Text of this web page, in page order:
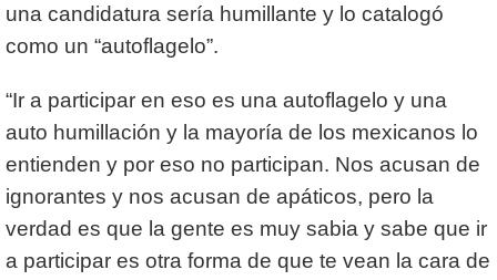
una candidatura sería humillante y lo catalogó
como un “autoflagelo”.
“Ir a participar en eso es una autoflagelo y una
auto humillación y la mayoría de los mexicanos lo
entienden y por eso no participan. Nos acusan de
ignorantes y nos acusan de apáticos, pero la
verdad es que la gente es muy sabia y sabe que ir
a participar es otra forma de que te vean la cara de